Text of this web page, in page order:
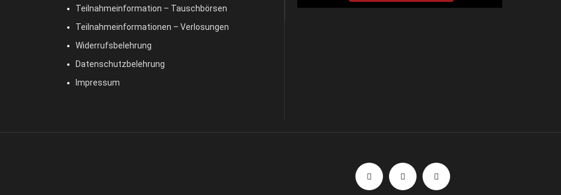
Teilnahmeinformation – Tauschbörsen
Teilnahmeinformationen – Verlosungen
Widerrufsbelehrung
Datenschutzbelehrung
Impressum